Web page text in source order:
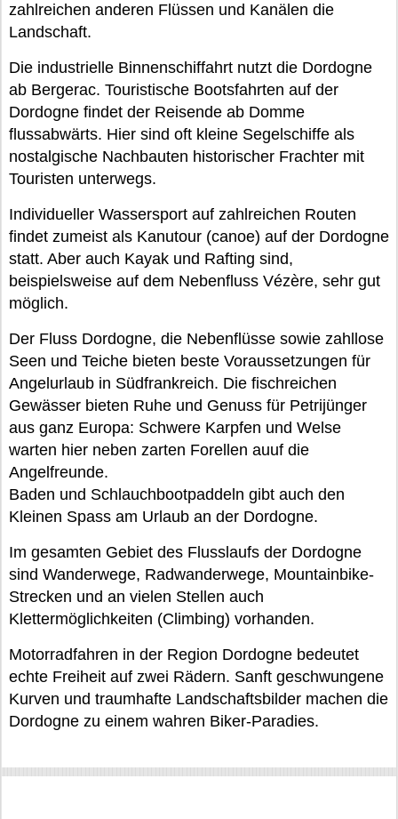
zahlreichen anderen Flüssen und Kanälen die
Landschaft.
Die industrielle Binnenschiffahrt nutzt die Dordogne
ab Bergerac. Touristische Bootsfahrten auf der
Dordogne findet der Reisende ab Domme
flussabwärts. Hier sind oft kleine Segelschiffe als
nostalgische Nachbauten historischer Frachter mit
Touristen unterwegs.
Individueller Wassersport auf zahlreichen Routen
findet zumeist als Kanutour (canoe) auf der Dordogne
statt. Aber auch Kayak und Rafting sind,
beispielsweise auf dem Nebenfluss Vézère, sehr gut
möglich.
Der Fluss Dordogne, die Nebenflüsse sowie zahllose
Seen und Teiche bieten beste Voraussetzungen für
Angelurlaub in Südfrankreich. Die fischreichen
Gewässer bieten Ruhe und Genuss für Petrijünger
aus ganz Europa: Schwere Karpfen und Welse
warten hier neben zarten Forellen auuf die
Angelfreunde.
Baden und Schlauchbootpaddeln gibt auch den
Kleinen Spass am Urlaub an der Dordogne.
Im gesamten Gebiet des Flusslaufs der Dordogne
sind Wanderwege, Radwanderwege, Mountainbike-
Strecken und an vielen Stellen auch
Klettermöglichkeiten (Climbing) vorhanden.
Motorradfahren in der Region Dordogne bedeutet
echte Freiheit auf zwei Rädern. Sanft geschwungene
Kurven und traumhafte Landschaftsbilder machen die
Dordogne zu einem wahren Biker-Paradies.